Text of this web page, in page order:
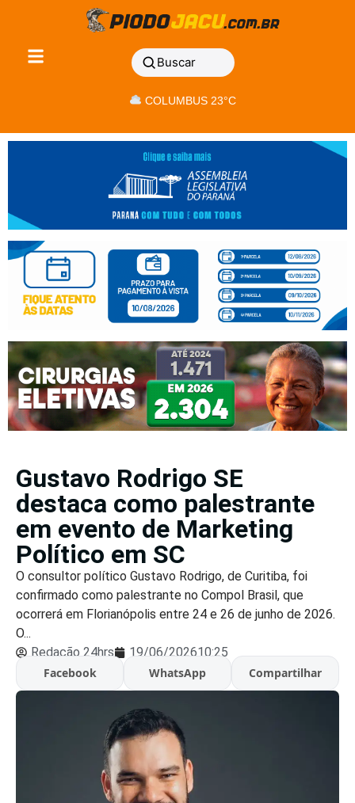
Buscar
COLUMBUS 23°C
Gustavo Rodrigo SE
destaca como palestrante
em evento de Marketing
Político em SC
O consultor político Gustavo Rodrigo, de Curitiba, foi
confirmado como palestrante no Compol Brasil, que
ocorrerá em Florianópolis entre 24 e 26 de junho de 2026.
O...
Redação 24hrs
19/06/202610:25
Facebook
WhatsApp Compartilhar